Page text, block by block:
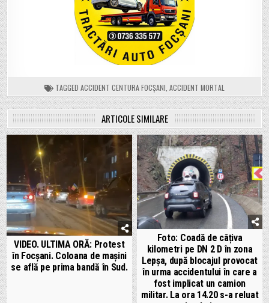
TAGGED ACCIDENT CENTURA FOCȘANI, ACCIDENT MORTAL
ARTICOLE SIMILARE
VIDEO. ULTIMA ORĂ: Protest
în Focșani. Coloana de mașini
se află pe prima bandă în Sud.
Foto: Coadă de câțiva
kilometri pe DN 2 D în zona
Lepșa, după blocajul provocat
în urma accidentului în care a
fost implicat un camion
militar. La ora 14.20 s-a reluat